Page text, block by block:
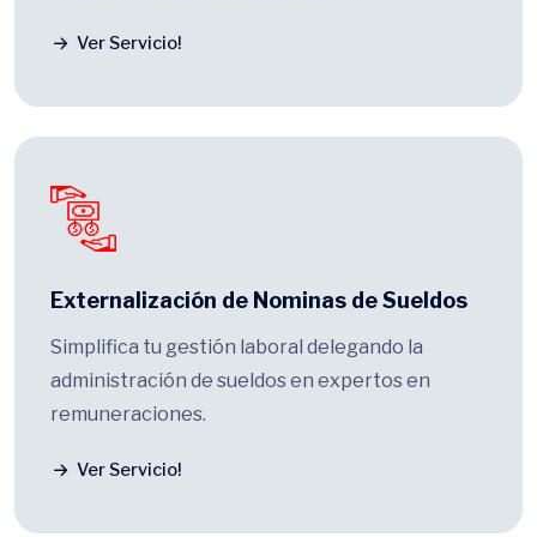
Ver Servicio!
Externalización de Nominas de Sueldos
Simplifica tu gestión laboral delegando la
administración de sueldos en expertos en
remuneraciones.
Ver Servicio!